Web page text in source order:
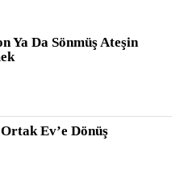
Ya Da Sönmüş Ateşin
Ev’e Dönüş